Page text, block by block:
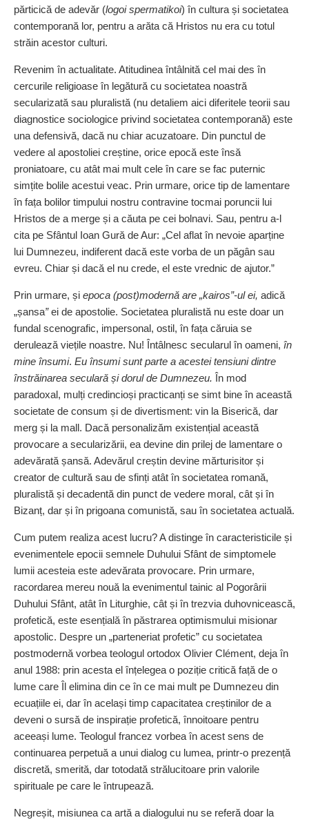
părticică de adevăr (logoi spermatikoi) în cultura și societatea
contemporană lor, pentru a arăta că Hristos nu era cu totul
străin acestor culturi.
Revenim în actualitate. Atitudinea întâlnită cel mai des în
cercurile religioase în legătură cu societatea noastră
secularizată sau pluralistă (nu detaliem aici diferitele teorii sau
diagnostice sociologice privind societatea contemporană) este
una defensivă, dacă nu chiar acuzatoare. Din punctul de
vedere al apostoliei creștine, orice epocă este însă
proniatoare, cu atât mai mult cele în care se fac puternic
simțite bolile acestui veac. Prin urmare, orice tip de lamentare
în fața bolilor timpului nostru contravine tocmai poruncii lui
Hristos de a merge și a căuta pe cei bolnavi. Sau, pentru a‑l
cita pe Sfântul Ioan Gură de Aur: „Cel aflat în nevoie aparține
lui Dumnezeu, indiferent dacă este vorba de un păgân sau
evreu. Chiar și dacă el nu crede, el este vrednic de ajutor.”
Prin urmare, și epoca (post)modernă are „kairos”‑ul ei, adică
„șansa” ei de apostolie. Societatea pluralistă nu este doar un
fundal scenografic, impersonal, ostil, în fața căruia se
derulează viețile noastre. Nu! Întâlnesc secularul în oameni, în
mine însumi. Eu însumi sunt parte a acestei tensiuni dintre
înstrăinarea seculară și dorul de Dumnezeu. În mod
paradoxal, mulți credin­cioși practicanți se simt bine în această
societate de consum și de divertisment: vin la Biserică, dar
merg și la mall. Dacă personalizăm existențial această
provocare a secularizării, ea devine din prilej de lamentare o
adevărată șansă. Adevărul creștin devine mărturisitor și
creator de cultură sau de sfinți atât în societatea romană,
pluralistă și decadentă din punct de vedere moral, cât și în
Bizanț, dar și în prigoana comunistă, sau în societatea actuală.
Cum putem realiza acest lucru? A distinge în caracteristicile și
evenimentele epocii semnele Duhului Sfânt de simptomele
lumii acesteia este adevărata provocare. Prin urmare,
racordarea mereu nouă la evenimentul tainic al Pogorârii
Duhului Sfânt, atât în Liturghie, cât și în trezvia duhovnicească,
profetică, este esențială în păstrarea optimismului misionar
apostolic. Despre un „parteneriat profetic” cu societatea
postmodernă vorbea teologul ortodox Olivier Clément, deja în
anul 1988: prin acesta el înțelegea o poziție critică față de o
lume care Îl elimina din ce în ce mai mult pe Dumnezeu din
ecuațiile ei, dar în același timp capacitatea creștinilor de a
deveni o sursă de inspirație profetică, înnoitoare pentru
aceeași lume. Teologul francez vorbea în acest sens de
continuarea perpetuă a unui dialog cu lumea, printr‑o prezență
discretă, smerită, dar totodată strălucitoare prin valorile
spirituale pe care le întrupează.
Negreșit, misiunea ca artă a dialogului nu se referă doar la